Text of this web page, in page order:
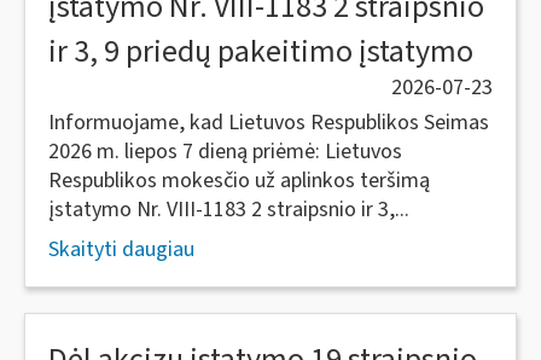
ir 3, 9 priedų pakeitimo įstatymo
2026-07-23
Informuojame, kad Lietuvos Respublikos Seimas
2026 m. liepos 7 dieną priėmė: Lietuvos
Respublikos mokesčio už aplinkos teršimą
įstatymo Nr. VIII-1183 2 straipsnio ir 3,...
Skaityti daugiau